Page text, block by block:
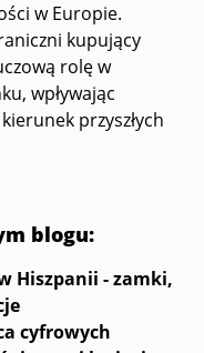
w Europie.
kupujący
rolę w
wpływając
przyszłych
blogu:
Hiszpanii - zamki,
cyfrowych